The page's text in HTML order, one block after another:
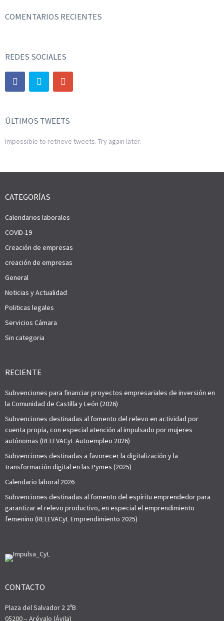
COMENTARIOS RECIENTES
REDES SOCIALES
ÚLTIMOS TWEETS
Impossible to retrieve tweets. Try again later.
CATEGORÍAS
Calendarios laborales
COVID-19
Creación de empresas
creación de empresas
General
Noticias y Actualidad
Politicas legales
Servicios Cámara
Sin categoria
RECIENTE
Subvenciones para financiar proyectos empresariales de inversión en
la Comunidad de Castilla y León (2026)
Subvenciones destinadas al fomento del relevo en actividad por
cuenta propia, con especial atención al impulsado por mujeres
autónomas (RELEVACyL Autoempleo 2026)
Subvenciones destinadas a favorecer la digitalización y la
transformación digital en las Pymes (2025)
Calendario laboral 2026
Subvenciones destinadas al fomento del espíritu emprendedor para
garantizar el relevo productivo, en especial el emprendimiento
femenino (RELEVACyL Emprendimiento 2025)
CONTACTO
Plaza del Salvador 2 2ºB
05200 – Arévalo (Ávila)